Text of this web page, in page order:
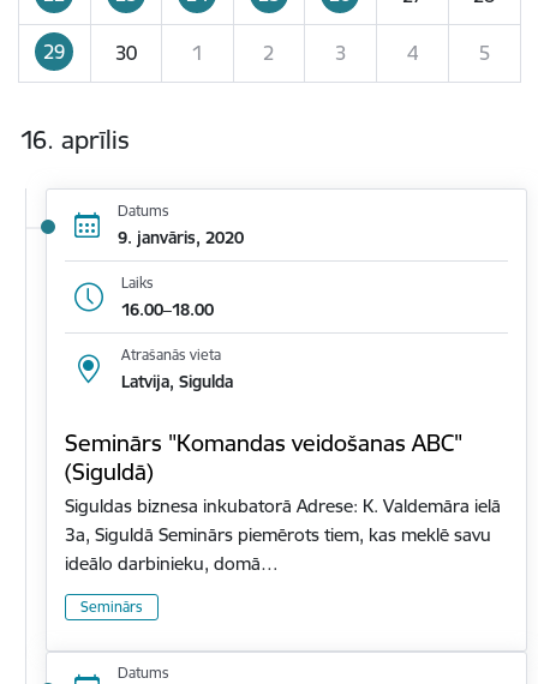
29 30 1 2 3 4 5
16. aprīlis
Datums
9. janvāris, 2020
Laiks
16.00–18.00
Atrašanās vieta
Latvija, Sigulda
Seminārs "Komandas veidošanas ABC"
(Siguldā)
Siguldas biznesa inkubatorā Adrese: K. Valdemāra ielā
3a, Siguldā Seminārs piemērots tiem, kas meklē savu
ideālo darbinieku, domā…
Seminārs
Datums